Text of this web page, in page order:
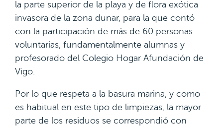
la parte superior de la playa y de flora exótica
invasora de la zona dunar, para la que contó
con la participación de más de 60 personas
voluntarias, fundamentalmente alumnas y
profesorado del Colegio Hogar Afundación de
Vigo.
Por lo que respeta a la basura marina, y como
es habitual en este tipo de limpiezas, la mayor
parte de los residuos se correspondió con